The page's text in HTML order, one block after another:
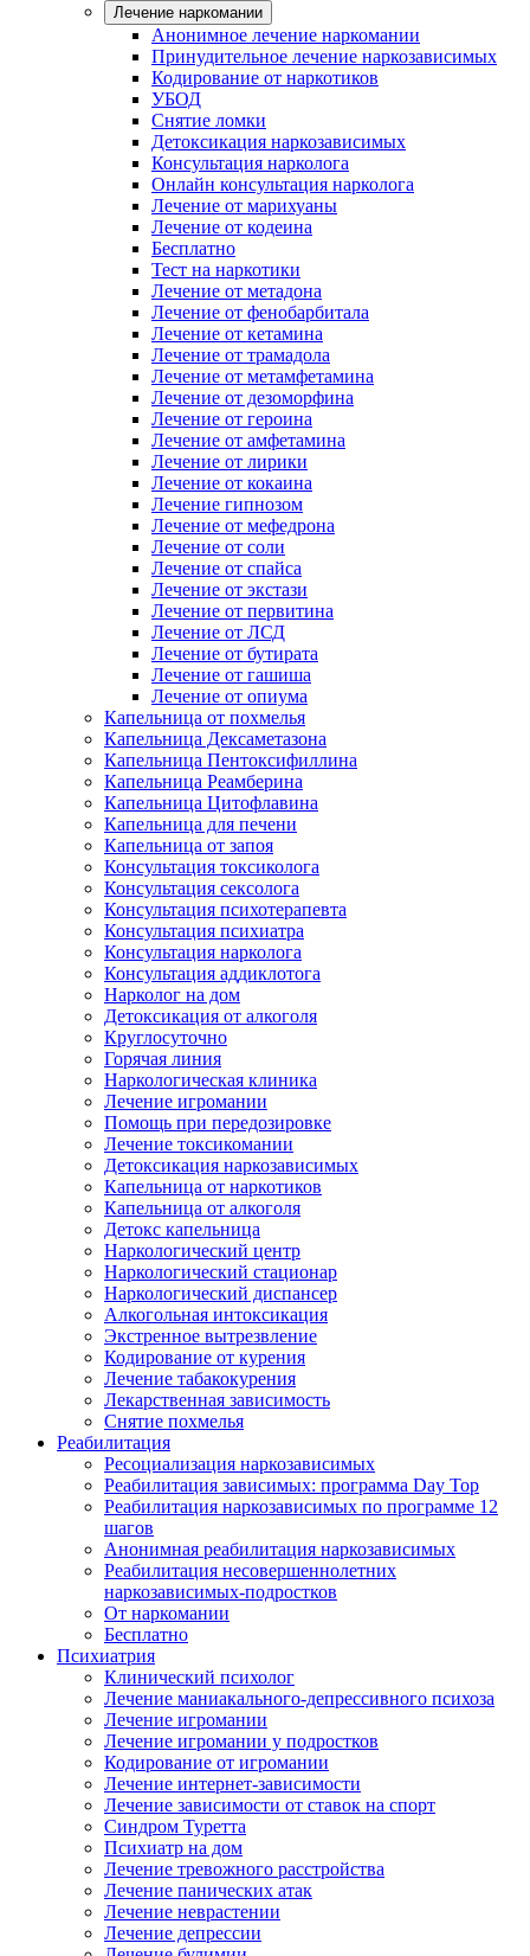
Лечение наркомании
Анонимное лечение наркомании
Принудительное лечение наркозависимых
Кодирование от наркотиков
УБОД
Снятие ломки
Детоксикация наркозависимых
Консультация нарколога
Онлайн консультация нарколога
Лечение от марихуаны
Лечение от кодеина
Бесплатно
Тест на наркотики
Лечение от метадона
Лечение от фенобарбитала
Лечение от кетамина
Лечение от трамадола
Лечение от метамфетамина
Лечение от дезоморфина
Лечение от героина
Лечение от амфетамина
Лечение от лирики
Лечение от кокаина
Лечение гипнозом
Лечение от мефедрона
Лечение от соли
Лечение от спайса
Лечение от экстази
Лечение от первитина
Лечение от ЛСД
Лечение от бутирата
Лечение от гашиша
Лечение от опиума
Капельница от похмелья
Капельница Дексаметазона
Капельница Пентоксифиллина
Капельница Реамберина
Капельница Цитофлавина
Капельница для печени
Капельница от запоя
Консультация токсиколога
Консультация сексолога
Консультация психотерапевта
Консультация психиатра
Консультация нарколога
Консультация аддиклотога
Нарколог на дом
Детоксикация от алкоголя
Круглосуточно
Горячая линия
Наркологическая клиника
Лечение игромании
Помощь при передозировке
Лечение токсикомании
Детоксикация наркозависимых
Капельница от наркотиков
Капельница от алкоголя
Детокс капельница
Наркологический центр
Наркологический стационар
Наркологический диспансер
Алкогольная интоксикация
Экстренное вытрезвление
Кодирование от курения
Лечение табакокурения
Лекарственная зависимость
Снятие похмелья
Реабилитация
Ресоциализация наркозависимых
Реабилитация зависимых: программа Day Top
Реабилитация наркозависимых по программе 12
шагов
Анонимная реабилитация наркозависимых
Реабилитация несовершеннолетних
наркозависимых-подростков
От наркомании
Бесплатно
Психиатрия
Клинический психолог
Лечение маниакального-депрессивного психоза
Лечение игромании
Лечение игромании у подростков
Кодирование от игромании
Лечение интернет-зависимости
Лечение зависимости от ставок на спорт
Синдром Туретта
Психиатр на дом
Лечение тревожного расстройства
Лечение панических атак
Лечение неврастении
Лечение депрессии